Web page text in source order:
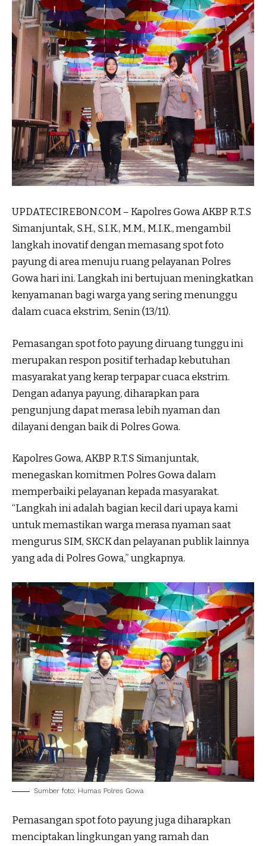
UPDATECIREBON.COM – Kapolres Gowa AKBP R.T.S
Simanjuntak, S.H., S.I.K., M.M., M.I.K., mengambil
langkah inovatif dengan memasang spot foto
payung di area menuju ruang pelayanan Polres
Gowa hari ini. Langkah ini bertujuan meningkatkan
kenyamanan bagi warga yang sering menunggu
dalam cuaca ekstrim, Senin (13/11).
Pemasangan spot foto payung diruang tunggu ini
merupakan respon positif terhadap kebutuhan
masyarakat yang kerap terpapar cuaca ekstrim.
Dengan adanya payung, diharapkan para
pengunjung dapat merasa lebih nyaman dan
dilayani dengan baik di Polres Gowa.
Kapolres Gowa, AKBP R.T.S Simanjuntak,
menegaskan komitmen Polres Gowa dalam
memperbaiki pelayanan kepada masyarakat.
“Langkah ini adalah bagian kecil dari upaya kami
untuk memastikan warga merasa nyaman saat
mengurus SIM, SKCK dan pelayanan publik lainnya
yang ada di Polres Gowa,” ungkapnya.
Sumber foto: Humas Polres Gowa
Pemasangan spot foto payung juga diharapkan
menciptakan lingkungan yang ramah dan